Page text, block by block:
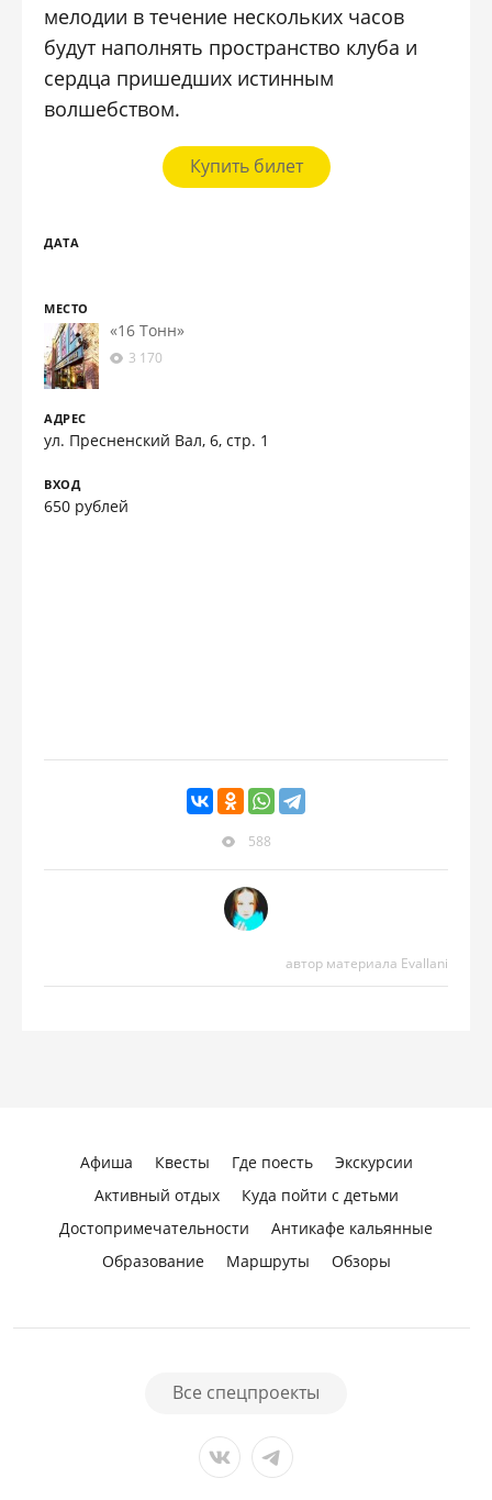
мелодии в течение нескольких часов
будут наполнять пространство клуба и
сердца пришедших истинным
волшебством.
Купить билет
ДАТА
МЕСТО
«16 Тонн»
3 170
АДРЕС
ул. Пресненский Вал, 6, стр. 1
ВХОД
650 рублей
588
автор материала Evallani
Афиша Квесты Где поесть
Экскурсии
Активный отдых
Куда пойти с детьми
Достопримечательности
Антикафе кальянные
Образование
Маршруты Обзоры
Все спецпроекты